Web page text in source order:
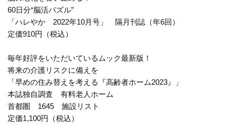
60日分“脳活パズル”
「ハレやか 2022年10月号」 隔月刊誌（年6回）
定価910円（税込）
毎年好評をいただいているムック最新版！
将来の介護リスクに備えを
「早めの住み替えを考える『高齢者ホーム2023』」
本誌独自調査 有料老人ホーム
首都圏 1645 施設リスト
定価1,100円（税込）